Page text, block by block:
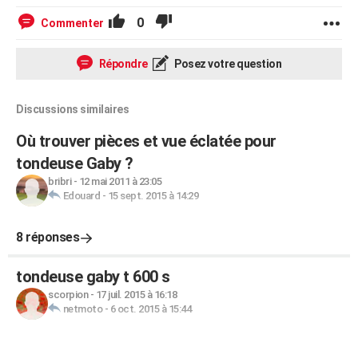
Commenter 0
Répondre Posez votre question
Discussions similaires
Où trouver pièces et vue éclatée pour
tondeuse Gaby ?
bribri- 12 mai 2011 à 23:05
Edouard - 15 sept. 2015 à 14:29
8 réponses
tondeuse gaby t 600 s
scorpion- 17 juil. 2015 à 16:18
netmoto- 6 oct. 2015 à 15:44